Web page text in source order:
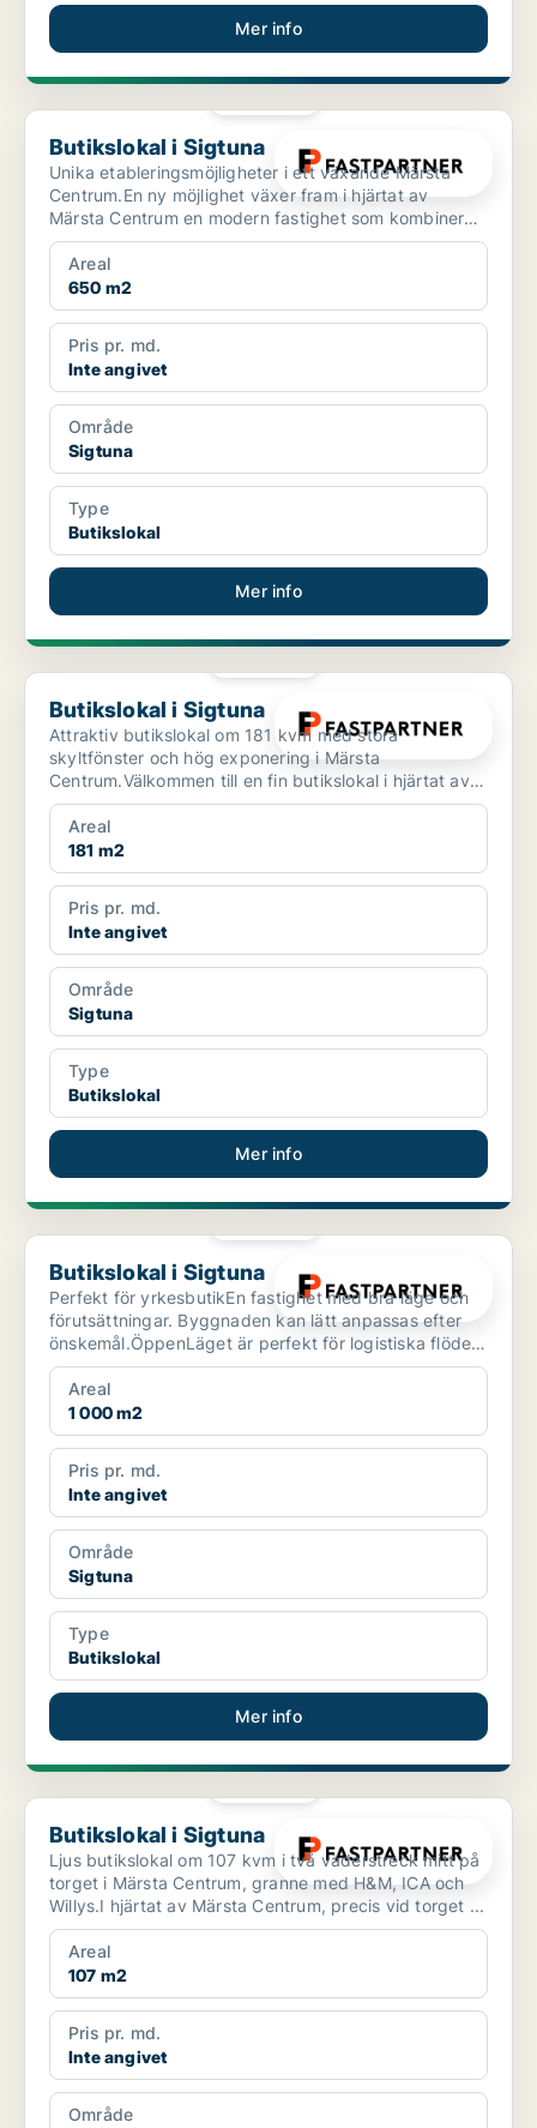
Mer info
Butikslokal i Sigtuna
Butikslokal i Sigtuna
Unika etableringsmöjligheter i ett växande Märsta
Centrum.En ny möjlighet växer fram i hjärtat av
Märsta Centrum en modern fastighet som kombinerar
starkt ha...
Areal
650 m2
Pris pr. md.
Inte angivet
Område
Sigtuna
Type
Butikslokal
Mer info
Butikslokal i Sigtuna
Butikslokal i Sigtuna
Attraktiv butikslokal om 181 kvm med stora
skyltfönster och hög exponering i Märsta
Centrum.Välkommen till en fin butikslokal i hjärtat av
Märsta Centrum. Lo...
Areal
181 m2
Pris pr. md.
Inte angivet
Område
Sigtuna
Type
Butikslokal
Mer info
Butikslokal i Sigtuna
Butikslokal i Sigtuna
Perfekt för yrkesbutikEn fastighet med bra läge och
förutsättningar. Byggnaden kan lätt anpassas efter
önskemål.ÖppenLäget är perfekt för logistiska flöden
o...
Areal
1 000 m2
Pris pr. md.
Inte angivet
Område
Sigtuna
Type
Butikslokal
Mer info
Butikslokal i Sigtuna
Butikslokal i Sigtuna
Ljus butikslokal om 107 kvm i två väderstreck mitt på
torget i Märsta Centrum, granne med H&M, ICA och
Willys.I hjärtat av Märsta Centrum, precis vid torget ...
Areal
107 m2
Pris pr. md.
Inte angivet
Område